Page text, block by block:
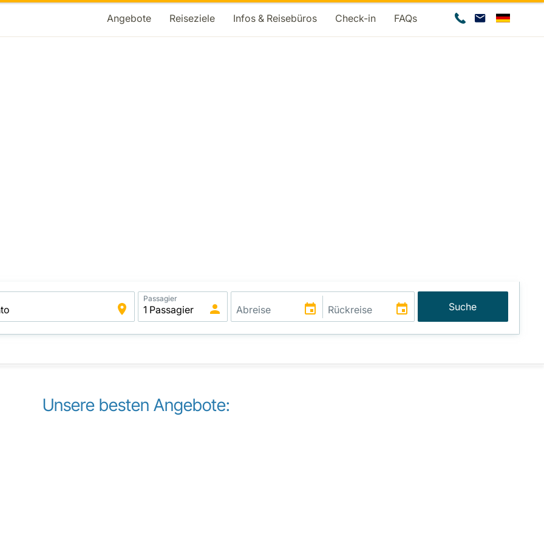
Angebote Reiseziele Infos & Reisebüros Check-in FAQs
Passagier
Suche
Unsere besten Angebote: